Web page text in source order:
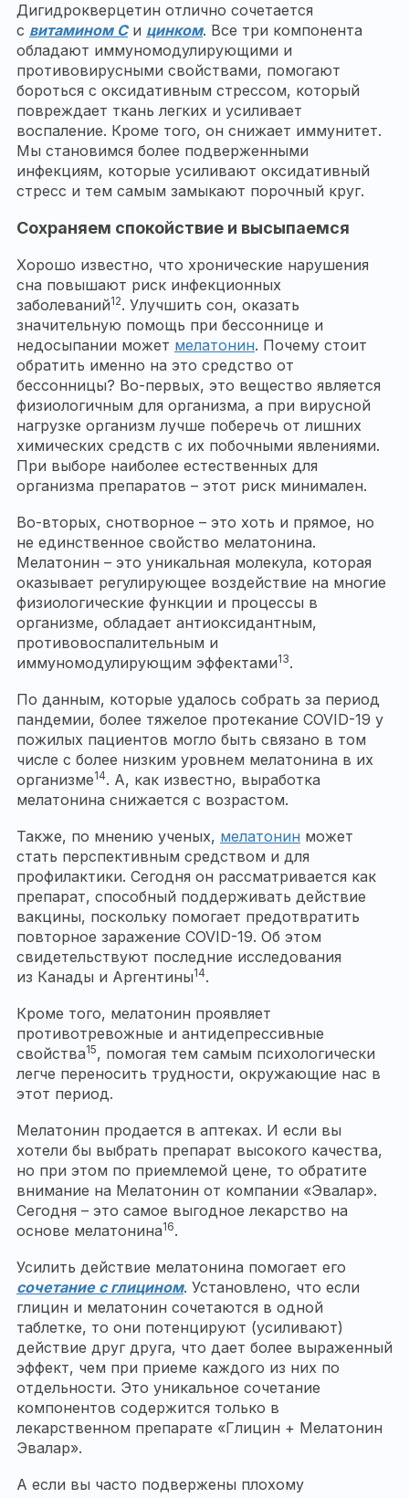
Дигидрокверцетин отлично сочетается
с витамином Си цинком. Все три компонента
обладают иммуномодулирующими и
противовирусными свойствами, помогают
бороться с оксидативным стрессом, который
повреждает ткань легких и усиливает
воспаление. Кроме того, он снижает иммунитет.
Мы становимся более подверженными
инфекциям, которые усиливают оксидативный
стресс и тем самым замыкают порочный круг.
Сохраняем спокойствие и высыпаемся
Хорошо известно, что хронические нарушения
сна повышают риск инфекционных
заболеваний12. Улучшить сон, оказать
значительную помощь при бессоннице и
недосыпании может мелатонин. Почему стоит
обратить именно на это средство от
бессонницы? Во-первых, это вещество является
физиологичным для организма, а при вирусной
нагрузке организм лучше поберечь от лишних
химических средств с их побочными явлениями.
При выборе наиболее естественных для
организма препаратов – этот риск минимален.
Во-вторых, снотворное – это хоть и прямое, но
не единственное свойство мелатонина.
Мелатонин – это уникальная молекула, которая
оказывает регулирующее воздействие на многие
физиологические функции и процессы в
организме, обладает антиоксидантным,
противовоспалительным и
иммуномодулирующим эффектами13.
По данным, которые удалось собрать за период
пандемии, более тяжелое протекание COVID-19 у
пожилых пациентов могло быть связано в том
числе с более низким уровнем мелатонина в их
организме14. А, как известно, выработка
мелатонина снижается с возрастом.
Также, по мнению ученых, мелатонин может
стать перспективным средством и для
профилактики. Сегодня он рассматривается как
препарат, способный поддерживать действие
вакцины, поскольку помогает предотвратить
повторное заражение COVID-19. Об этом
свидетельствуют последние исследования
из Канады и Аргентины14.
Кроме того, мелатонин проявляет
противотревожные и антидепрессивные
свойства15, помогая тем самым психологически
легче переносить трудности, окружающие нас в
этот период.
Мелатонин продается в аптеках. И если вы
хотели бы выбрать препарат высокого качества,
но при этом по приемлемой цене, то обратите
внимание на Мелатонин от компании «Эвалар».
Сегодня – это самое выгодное лекарство на
основе мелатонина16.
Усилить действие мелатонина помогает его
сочетание с глицином. Установлено, что если
глицин и мелатонин сочетаются в одной
таблетке, то они потенцируют (усиливают)
действие друг друга, что дает более выраженный
эффект, чем при приеме каждого из них по
отдельности. Это уникальное сочетание
компонентов содержится только в
лекарственном препарате «Глицин + Мелатонин
Эвалар».
А если вы часто подвержены плохому